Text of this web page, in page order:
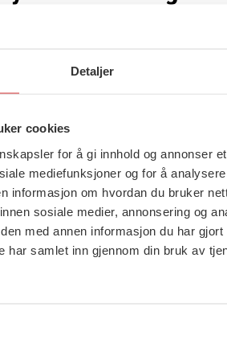
Detaljer
cookies
for å gi innhold og annonser
mediefunksjoner og for å
informasjon om hvordan du bruker
sosiale medier, annonsering og
med annen informasjon du har gjort
har samlet inn gjennom din bruk av
Grandalen (47)
i FO Oppland. Fra mars
jobbet som
i LO Innlandet.
(34)fortsetter i vervet
FOs profesjonsråd for
Libak (33), som ny leder av
AUF-leder.